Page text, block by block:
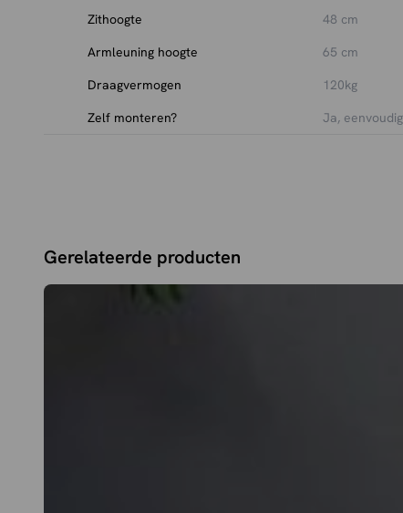
Zithoogte
48 cm
Armleuning hoogte
65 cm
Draagvermogen
120kg
Zelf monteren?
Ja, eenvoudig
Gerelateerde producten